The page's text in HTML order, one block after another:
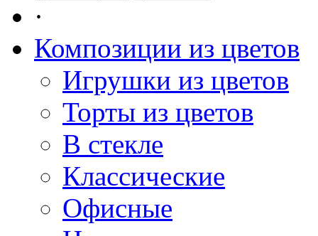
·
Композиции из цветов
Игрушки из цветов
Торты из цветов
В стекле
Классические
Офисные